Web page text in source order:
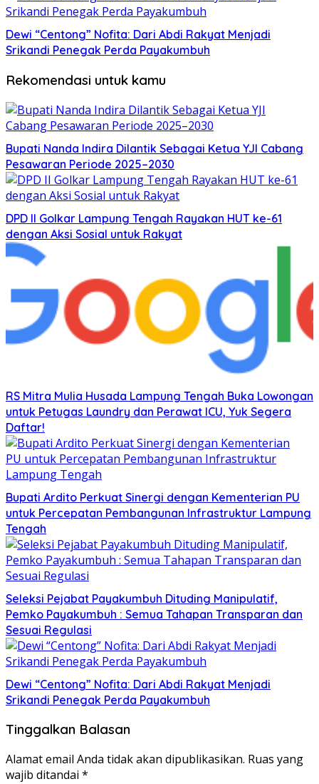
Dewi “Centong” Nofita: Dari Abdi Rakyat Menjadi
Srikandi Penegak Perda Payakumbuh
Rekomendasi untuk kamu
Bupati Nanda Indira Dilantik Sebagai Ketua YJI Cabang
Pesawaran Periode 2025–2030
DPD II Golkar Lampung Tengah Rayakan HUT ke-61
dengan Aksi Sosial untuk Rakyat
RS Mitra Mulia Husada Lampung Tengah Buka Lowongan
untuk Petugas Laundry dan Perawat ICU, Yuk Segera
Daftar!
Bupati Ardito Perkuat Sinergi dengan Kementerian PU
untuk Percepatan Pembangunan Infrastruktur Lampung
Tengah
Seleksi Pejabat Payakumbuh Dituding Manipulatif,
Pemko Payakumbuh : Semua Tahapan Transparan dan
Sesuai Regulasi
Dewi “Centong” Nofita: Dari Abdi Rakyat Menjadi
Srikandi Penegak Perda Payakumbuh
Tinggalkan Balasan
Alamat email Anda tidak akan dipublikasikan. Ruas yang
wajib ditandai *